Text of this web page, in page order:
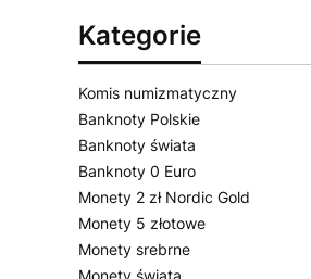
Kategorie
Komis numizmatyczny
Banknoty Polskie
Banknoty świata
Banknoty 0 Euro
Monety 2 zł Nordic Gold
Monety 5 złotowe
Monety srebrne
Monety świata